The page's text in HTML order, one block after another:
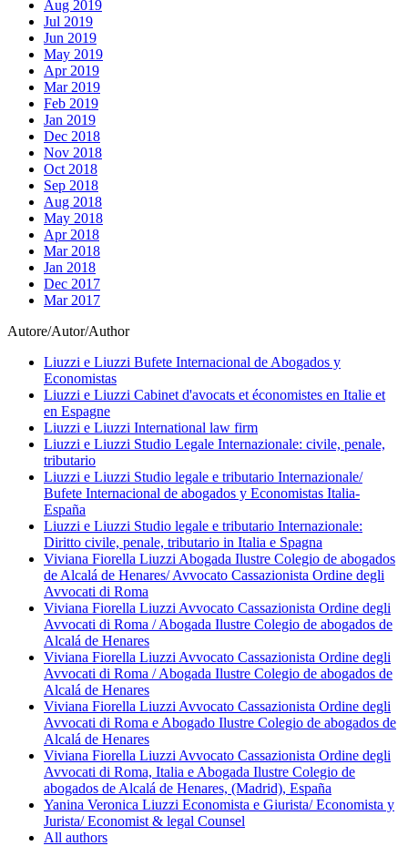
Aug 2019
Jul 2019
Jun 2019
May 2019
Apr 2019
Mar 2019
Feb 2019
Jan 2019
Dec 2018
Nov 2018
Oct 2018
Sep 2018
Aug 2018
May 2018
Apr 2018
Mar 2018
Jan 2018
Dec 2017
Mar 2017
Autore/Autor/Author
Liuzzi e Liuzzi Bufete Internacional de Abogados y
Economistas
Liuzzi e Liuzzi Cabinet d'avocats et économistes en Italie et
en Espagne
Liuzzi e Liuzzi International law firm
Liuzzi e Liuzzi Studio Legale Internazionale: civile, penale,
tributario
Liuzzi e Liuzzi Studio legale e tributario Internazionale/
Bufete Internacional de abogados y Economistas Italia-
España
Liuzzi e Liuzzi Studio legale e tributario Internazionale:
Diritto civile, penale, tributario in Italia e Spagna
Viviana Fiorella Liuzzi Abogada Ilustre Colegio de abogados
de Alcalá de Henares/ Avvocato Cassazionista Ordine degli
Avvocati di Roma
Viviana Fiorella Liuzzi Avvocato Cassazionista Ordine degli
Avvocati di Roma / Abogada Ilustre Colegio de abogados de
Alcalá de Henares
Viviana Fiorella Liuzzi Avvocato Cassazionista Ordine degli
Avvocati di Roma / Abogada Ilustre Colegio de abogados de
Alcalá de Henares
Viviana Fiorella Liuzzi Avvocato Cassazionista Ordine degli
Avvocati di Roma e Abogado Ilustre Colegio de abogados de
Alcalá de Henares
Viviana Fiorella Liuzzi Avvocato Cassazionista Ordine degli
Avvocati di Roma, Italia e Abogada Ilustre Colegio de
abogados de Alcalá de Henares, (Madrid), España
Yanina Veronica Liuzzi Economista e Giurista/ Economista y
Jurista/ Economist & legal Counsel
All authors